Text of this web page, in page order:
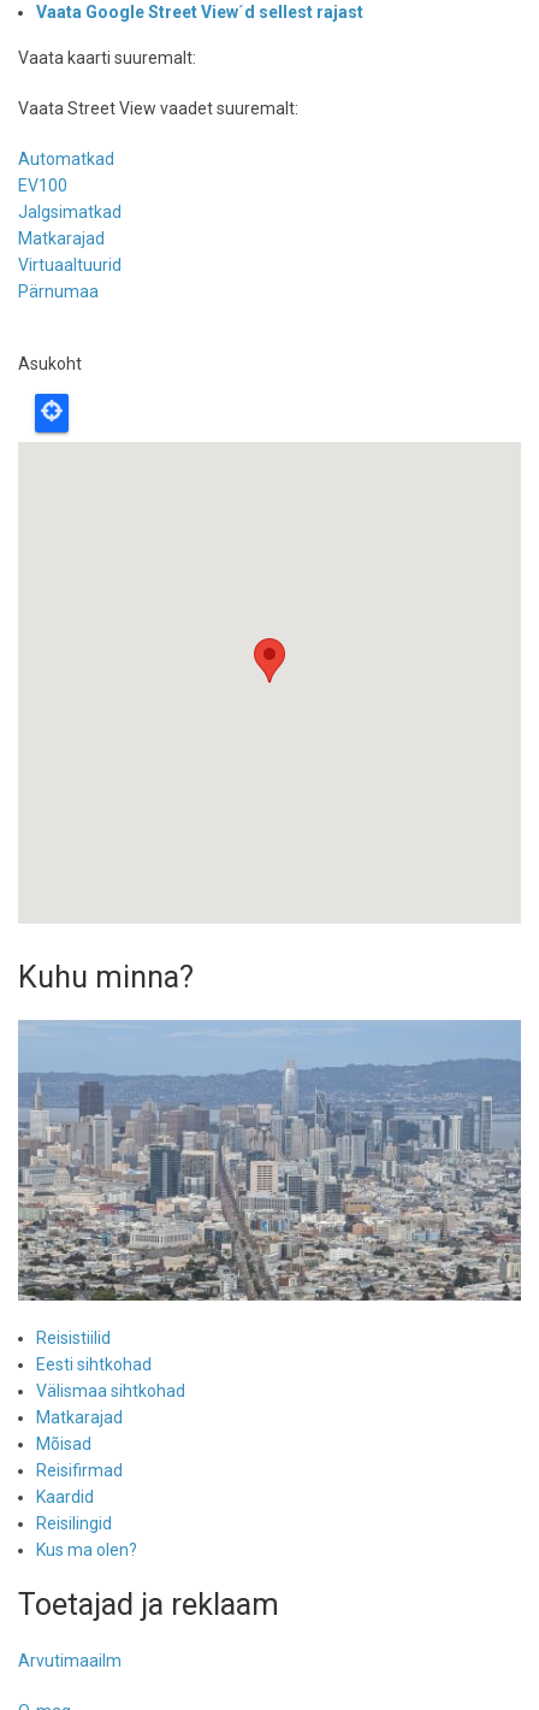
Vaata Google Street View´d sellest rajast
Vaata kaarti suuremalt:
Vaata Street View vaadet suuremalt:
Automatkad
EV100
Jalgsimatkad
Matkarajad
Virtuaaltuurid
Pärnumaa
Asukoht
Kuhu minna?
Reisistiilid
Eesti sihtkohad
Välismaa sihtkohad
Matkarajad
Mõisad
Reisifirmad
Kaardid
Reisilingid
Kus ma olen?
Toetajad ja reklaam
Arvutimaailm